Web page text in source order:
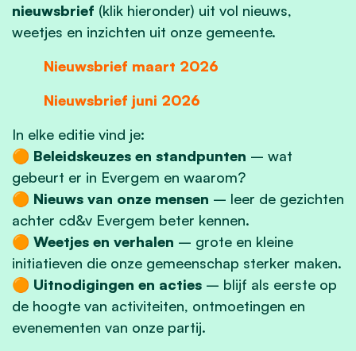
nieuwsbrief (klik hieronder) uit vol nieuws,
weetjes en inzichten uit onze gemeente.
Nieuwsbrief maart 2026
Nieuwsbrief juni 2026
In elke editie vind je:
🟠 Beleidskeuzes en standpunten – wat
gebeurt er in Evergem en waarom?
🟠 Nieuws van onze mensen – leer de gezichten
achter cd&v Evergem beter kennen.
🟠 Weetjes en verhalen – grote en kleine
initiatieven die onze gemeenschap sterker maken.
🟠 Uitnodigingen en acties – blijf als eerste op
de hoogte van activiteiten, ontmoetingen en
evenementen van onze partij.